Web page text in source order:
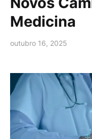
Medicina
outubro 16, 2025